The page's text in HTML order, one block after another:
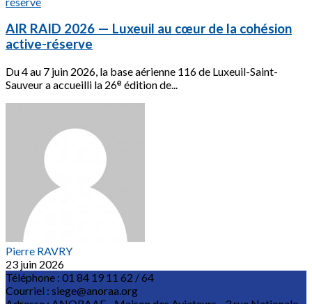
AIR RAID 2026 — Luxeuil au cœur de la cohésion
active-réserve
Du 4 au 7 juin 2026, la base aérienne 116 de Luxeuil-Saint-
Sauveur a accueilli la 26ᵉ édition de...
Pierre RAVRY
23 juin 2026
Téléphone : 01 84 19 11 62 / 64
Courriel : siege@anoraa.org